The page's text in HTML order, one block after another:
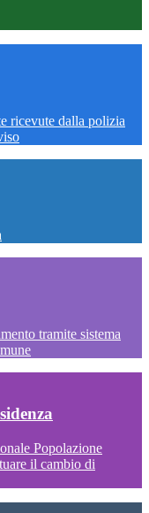
ricevute dalla polizia
tramite sistema
Popolazione
il cambio di